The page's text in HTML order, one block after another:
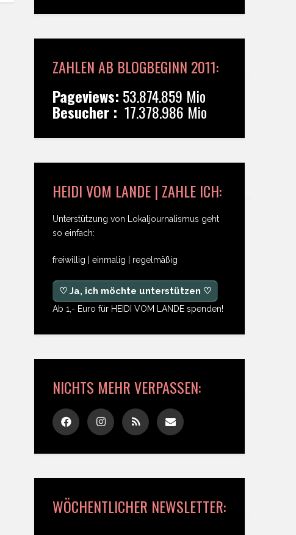
ZAHLEN AB BLOGBEGINN 2011:
Pageviews: 53.874.859 Mio
Besucher : 17.378.986 Mio
HEIDI VOM LANDE | ZAHLE ICH:
Unterstützung von Lokaljournalismus geht
so einfach:
freiwillig | einmalig | regelmäßig
♡ Ja, ich möchte unterstützen ♡
Ab 1,- Euro für HEIDI VOM LANDE spenden!
NICHTS MEHR VERPASSEN:
WÖCHENTLICHER NEWSLETTER: